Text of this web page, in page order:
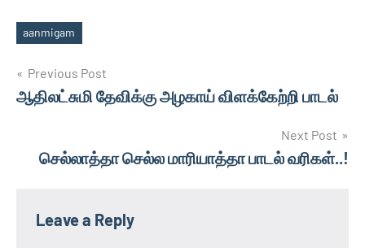
Tags
aanmigam
Post
navigation
Previous Post
ஆதிலட்சுமி தேவிக்கு அழகாய் விளக்கேற்றி பாடல்
Next Post
செல்லாத்தா செல்ல மாரியாத்தா பாடல் வரிகள்..!
Leave a Reply